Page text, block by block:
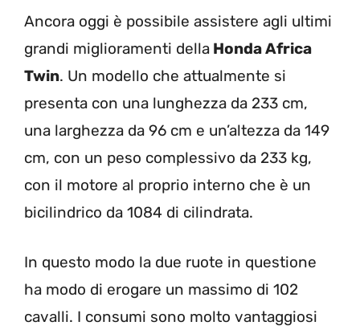
Ancora oggi è possibile assistere agli ultimi
grandi miglioramenti della Honda Africa
Twin. Un modello che attualmente si
presenta con una lunghezza da 233 cm,
una larghezza da 96 cm e un’altezza da 149
cm, con un peso complessivo da 233 kg,
con il motore al proprio interno che è un
bicilindrico da 1084 di cilindrata.
In questo modo la due ruote in questione
ha modo di erogare un massimo di 102
cavalli. I consumi sono molto vantaggiosi